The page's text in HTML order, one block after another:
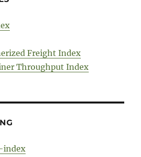
Freight Index
Throughput Index
index